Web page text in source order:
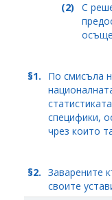
(2)
С
§1.
По смисъла
специфики,
чрез които
§2. Заварените
своите